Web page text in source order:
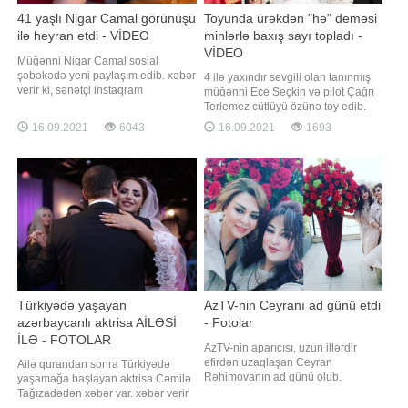
41 yaşlı Nigar Camal görünüşü
ilə heyran etdi - VİDEO
Müğənni Nigar Camal sosial
şəbəkədə yeni paylaşım edib. xəbər
verir ki, sənətçi instaqram
görüntülərini yayımlayıb. 41 yaşlı
müğənni fit və qüsursuz bədən
görüntüləri izləyiciləri tərəfindən
maraq və rəğbətlə qarşılanıb
16.09.2021 6043
Toyunda ürəkdən "hə" deməsi
minlərlə baxış sayı topladı -
VİDEO
4 ilə yaxındır sevgili olan tanınmış
müğənni Ece Seçkin və pilot Çağrı
Terlemez cütlüyü özünə toy edib.
xəbər verir ki, bu barədə ifaçı
instaqram hesabında bildirib.
gəlinlik böyük marağa səbəb olub.
Bundan başqa, müğənninin nikah
mərasimində "Çağrı Terlemezl
16.09.2021 1693
Türkiyədə yaşayan
azərbaycanlı aktrisa AİLƏSİ
İLƏ - FOTOLAR
Ailə qurandan sonra Türkiyədə
yaşamağa başlayan aktrisa Cəmilə
Tağızadədən xəbər var. xəbər verir
AzTV-nin Ceyranı ad günü etdi
- Fotolar
AzTV-nin aparıcısı, uzun illərdir
efirdən uzaqlaşan Ceyran
Rəhimovanın ad günü olub.